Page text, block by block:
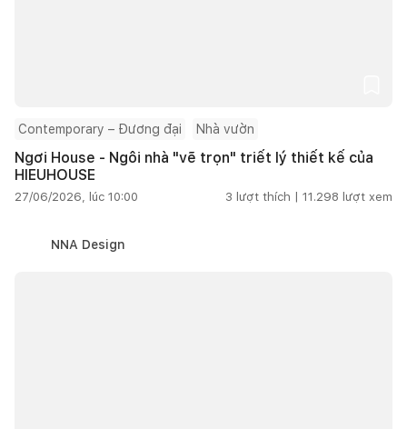
Contemporary – Đương đại Nhà vườn
Ngơi House - Ngôi nhà "vẽ trọn" triết lý thiết kế của
HIEUHOUSE
27/06/2026, lúc 10:00 3 lượt thích | 11.298 lượt xem
NNA Design